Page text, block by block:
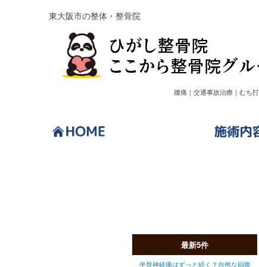
東大阪市の整体・整骨院
腰痛｜交通事故治療｜むち
最新5件
坐骨神経痛はずっと続く？自然な回復